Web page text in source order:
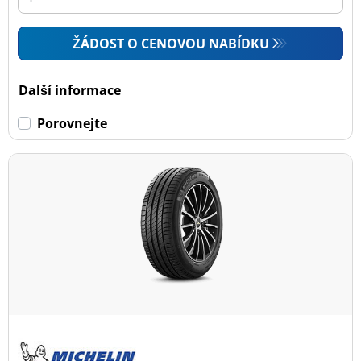
ŽÁDOST O CENOVOU NABÍDKU
Další informace
Porovnejte